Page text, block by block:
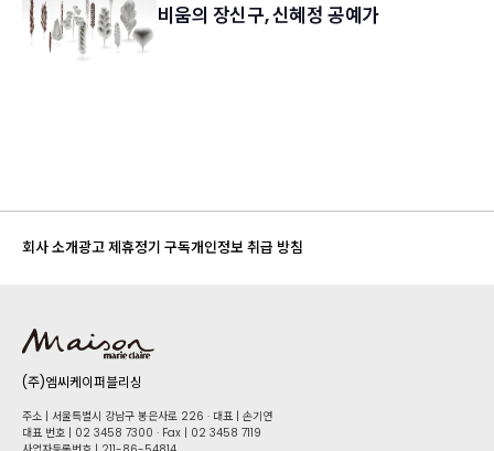
비움의 장신구, 신혜정 공예가
회사 소개광고 제휴정기 구독개인정보 취급 방침
(주)엠씨케이퍼블리싱
주소 | 서울특별시 강남구 봉은사로 226 · 대표 | 손기연
대표 번호 | 02 34​58 7300 · Fax | 02 34​58 7119